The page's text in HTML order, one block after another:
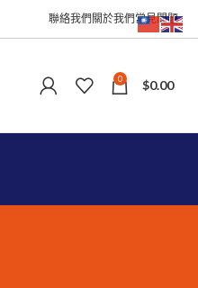
聯絡我們 關於我們常見問題
0 $0.00